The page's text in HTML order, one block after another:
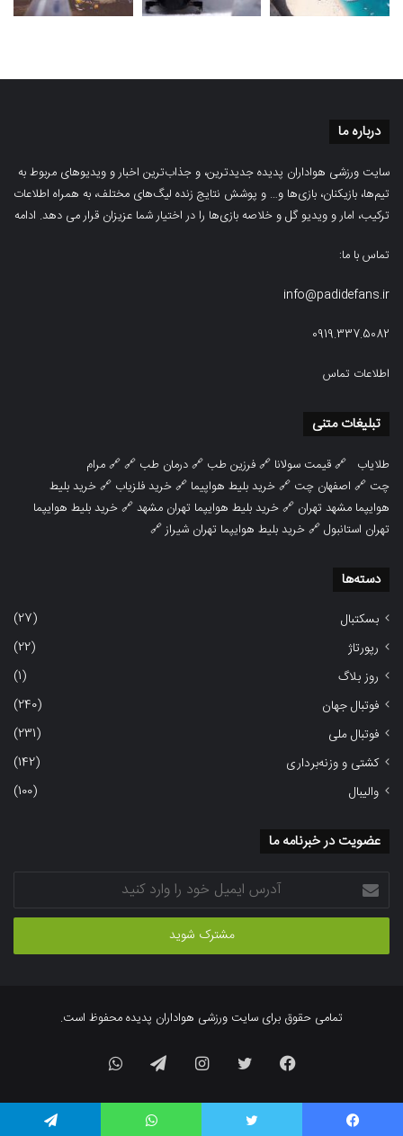
درباره ما
سایت ورزشی هواداران پدیده جدیدترین، و جذاب‌ترین اخبار و ویدیوهای مربوط به
تیم‌ها، بازیکنان، بازی‌ها و… و پوشش نتایج زنده لیگ‌های مختلف، به همراه اطلاعات
ترکیب، امار و ویدیو‌‌ گل‌ و خلاصه بازی‌ها را در اختیار شما عزیزان قرار می دهد. ادامه
تماس با ما:
info@padidefans.ir
0919.337.5082
اطلاعات تماس
تبلیغات متنی
طلایاب 🔗قیمت سولانا 🔗فرزین طب 🔗درمان طب 🔗 🔗مرام
چت 🔗 اصفهان چت 🔗خرید بلیط هواپیما 🔗خرید فلزیاب 🔗خرید بلیط
هوایپما مشهد تهران 🔗خرید بلیط هوایپما تهران مشهد🔗خرید بلیط هوایپما
تهران استانبول🔗خرید بلیط هوایپما تهران شیراز🔗
دسته‌ها
بسکتبال
(27)
رپورتاژ
(22)
روز بلاگ
(1)
فوتبال جهان
(240)
فوتبال ملی
(231)
کشتی و وزنه‌برداری
(142)
والیبال
(100)
عضویت در خبرنامه ما
آدرس
ایمیل
خود
وارد
تمامی حقوق برای سایت ورزشی هواداران پدیده محفوظ است.
فیسبوک توییتر اینستاگرام تلگرام
آپ